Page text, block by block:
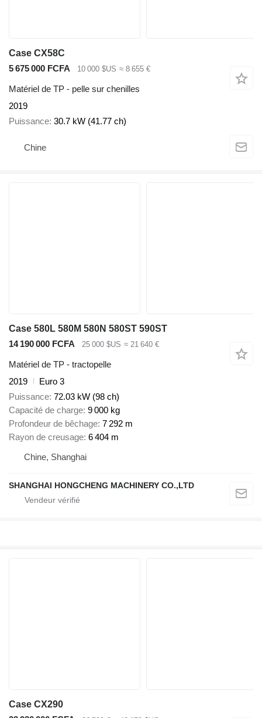
Case CX58C
5 675 000 FCFA
10 000 $US ≈ 8 655 €
Matériel de TP - pelle sur chenilles
2019
Puissance 30.7 kW (41.77 ch)
Chine
Case 580L 580M 580N 580ST 590ST
14 190 000 FCFA
25 000 $US ≈ 21 640 €
Matériel de TP - tractopelle
2019
Euro 3
Puissance 72.03 kW (98 ch)
Capacité de charge 9 000 kg
Profondeur de bêchage 7 292 m
Rayon de creusage 6 404 m
Chine, Shanghai
SHANGHAI HONGCHENG MACHINERY CO.,LTD
Case CX290